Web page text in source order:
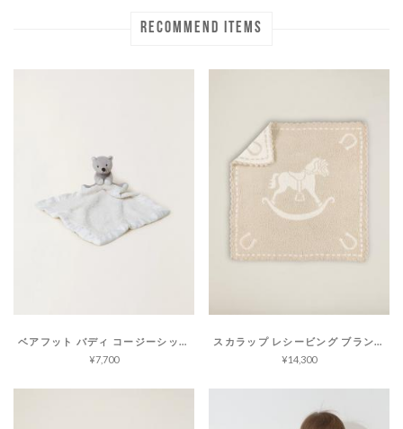
RECOMMEND ITEMS
ベアフット バディ コージーシック
¥7,700
スカラップ レシービング ブランケット コージーシック
¥14,300